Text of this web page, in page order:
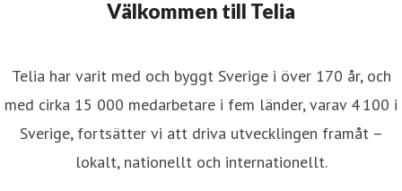
Välkommen till Telia
Telia har varit med och byggt Sverige i över 170 år, och
med cirka 15 000 medarbetare i fem länder, varav 4 100 i
Sverige, fortsätter vi att driva utvecklingen framåt –
lokalt, nationellt och internationellt.